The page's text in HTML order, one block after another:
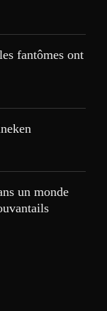
fantômes ont
un monde